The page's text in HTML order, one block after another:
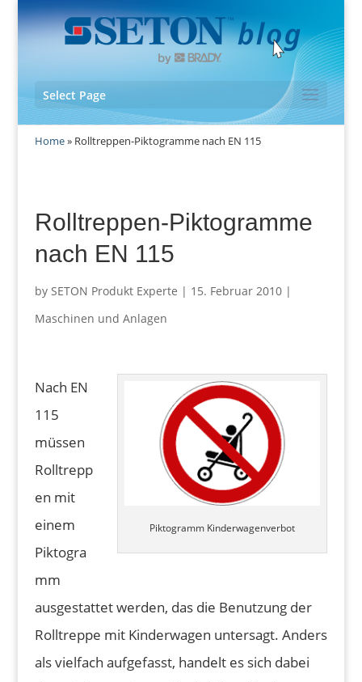
Select Page
Home» Rolltreppen-Piktogramme nach EN 115
Rolltreppen-Piktogramme
nach EN 115
by SETON Produkt Experte | 15. Februar 2010|
Maschinen und Anlagen
Piktogramm Kinderwagenverbot
Nach EN
115
müssen
Rolltrepp
en mit
einem
Piktogra
mm
ausgestattet werden, das die Benutzung der
Rolltreppe mit Kinderwagen untersagt. Anders
als vielfach aufgefasst, handelt es sich dabei